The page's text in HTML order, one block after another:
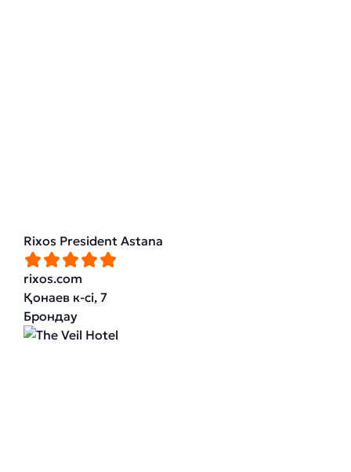
Rixos President Astana
rixos.com
Қонаев к-сі, 7
Брондау